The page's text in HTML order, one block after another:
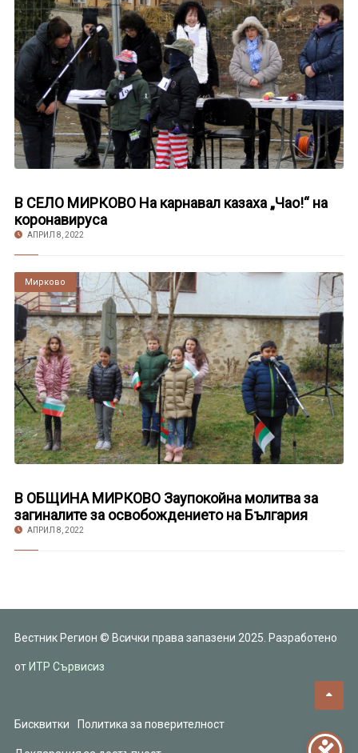
В СЕЛО МИРКОВО На карнавал казаха „Чао!“ на
коронавируса
АПРИЛ 8, 2022
Мирково
В ОБЩИНА МИРКОВО Заупокойна молитва за
загиналите за освобождението на България
АПРИЛ 8, 2022
Вестник Регион © Всички права запазени 2025. Разработено
от ИТР Сървисиз
Бисквитки Политика за поверителност